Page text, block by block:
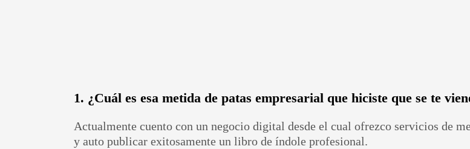
1. ¿Cuál es esa metida de patas empresarial que hiciste que se te
Actualmente cuento con un negocio digital desde el cual ofrezco servicios de
y auto publicar exitosamente un libro de índole profesional.